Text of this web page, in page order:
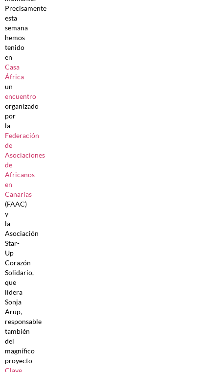
Precisamente
esta
semana
hemos
tenido
en
Casa
África
un
encuentro
organizado
por
la
Federación
de
Asociaciones
de
Africanos
en
Canarias
(FAAC)
y
la
Asociación
Star-
Up
Corazón
Solidario,
que
lidera
Sonja
Arup,
responsable
también
del
magnífico
proyecto